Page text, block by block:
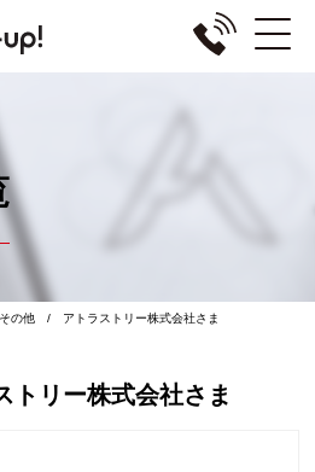
その他 / アトラストリー株式会社さま
リー株式会社さま